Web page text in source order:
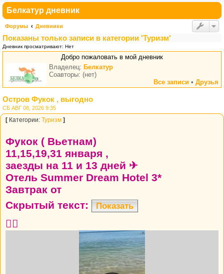
Белкатур дневник
Форумы Дневники
Показаны только записи в категории 'Туризм'
Дневник просматривают: Нет
Добро пожаловать в мой дневник
Владелец: Белкатур
Соавторы: (нет)
Все записи • Друзья
Остров Фукок , выгодно
СБ АВГ 08, 2026 9:35
[ Категории: Туризм ]
Фукок ( Вьетнам)
11,15,19,31 января ,
заезды на 11 и 13 дней ✈
Отель Summer Dream Hotel 3*
Завтрак от
Скрытый текст:
Показать
👍🏼